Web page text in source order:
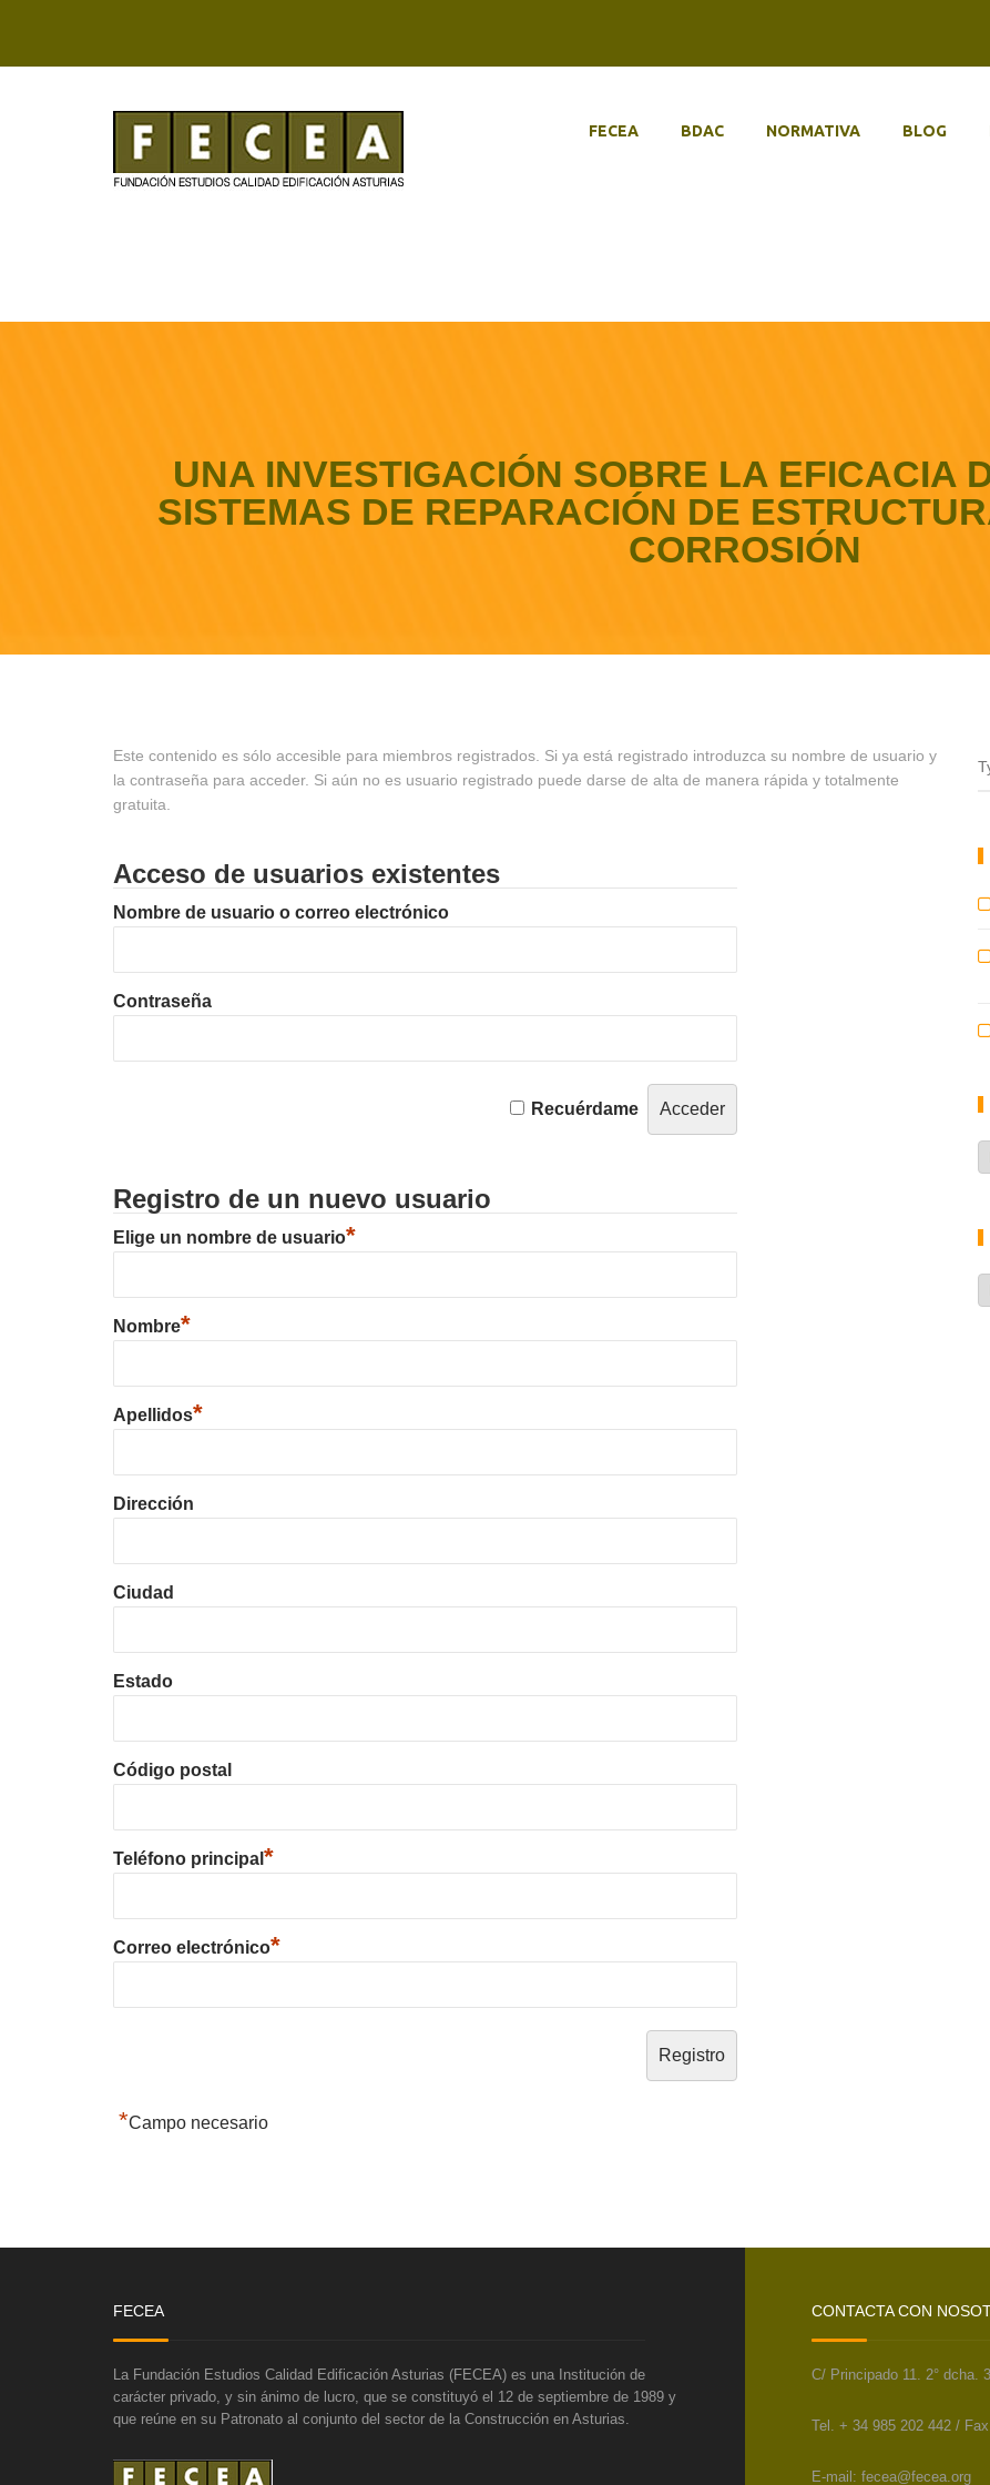
FECEA BDAC NORMATIVA BLOG
UNA INVESTIGACIÓN SOBRE LA EFICACIA
SISTEMAS DE REPARACIÓN DE
CORROSIÓN
Este contenido es sólo accesible para miembros registrados. Si ya está registrado introduzca su nombre de usuario y
la contraseña para acceder. Si aún no es usuario registrado puede darse de alta de manera rápida y totalmente
gratuita.
Acceso de usuarios existentes
Nombre de usuario o correo electrónico
Contraseña
Recuérdame
Registro de un nuevo usuario
Elige un nombre de usuario*
Nombre*
Apellidos*
Dirección
Ciudad
Estado
Código postal
Teléfono principal *
Correo electrónico*
*Campo necesario
FECEA
La Fundación Estudios Calidad Edificación Asturias (FECEA) es una Institución de
carácter privado, y sin ánimo de lucro, que se constituyó el 12 de septiembre de 1989 y
que reúne en su Patronato al conjunto del sector de la Construcción en Asturias.
CONTACTA CON
C/ Principado 11. 2° dcha.
Tel. + 34 985 202 442 /
E-mail: fecea@fecea.org